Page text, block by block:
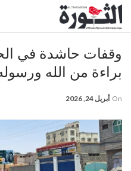
وقفات حاشدة في
براءة من الله
On أبريل 24, 2026